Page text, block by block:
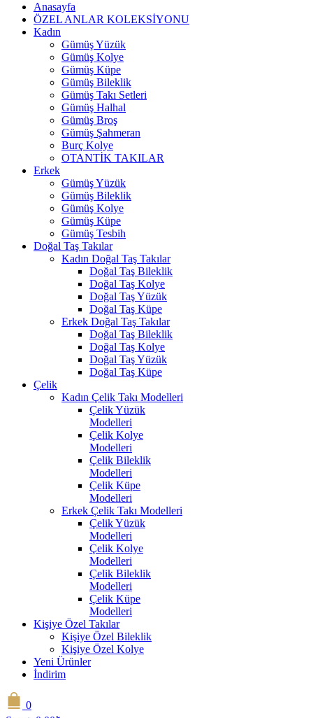
Anasayfa
ÖZEL ANLAR KOLEKSİYONU
Kadın
Gümüş Yüzük
Gümüş Kolye
Gümüş Küpe
Gümüş Bileklik
Gümüş Takı Setleri
Gümüş Halhal
Gümüş Broş
Gümüş Şahmeran
Burç Kolye
OTANTİK TAKILAR
Erkek
Gümüş Yüzük
Gümüş Bileklik
Gümüş Kolye
Gümüş Küpe
Gümüş Tesbih
Doğal Taş Takılar
Kadın Doğal Taş Takılar
Doğal Taş Bileklik
Doğal Taş Kolye
Doğal Taş Yüzük
Doğal Taş Küpe
Erkek Doğal Taş Takılar
Doğal Taş Bileklik
Doğal Taş Kolye
Doğal Taş Yüzük
Doğal Taş Küpe
Çelik
Kadın Çelik Takı Modelleri
Çelik Yüzük
Modelleri
Çelik Kolye
Modelleri
Çelik Bileklik
Modelleri
Çelik Küpe
Modelleri
Erkek Çelik Takı Modelleri
Çelik Yüzük
Modelleri
Çelik Kolye
Modelleri
Çelik Bileklik
Modelleri
Çelik Küpe
Modelleri
Kişiye Özel Takılar
Kişiye Özel Bileklik
Kişiye Özel Kolye
Yeni Ürünler
İndirim
0